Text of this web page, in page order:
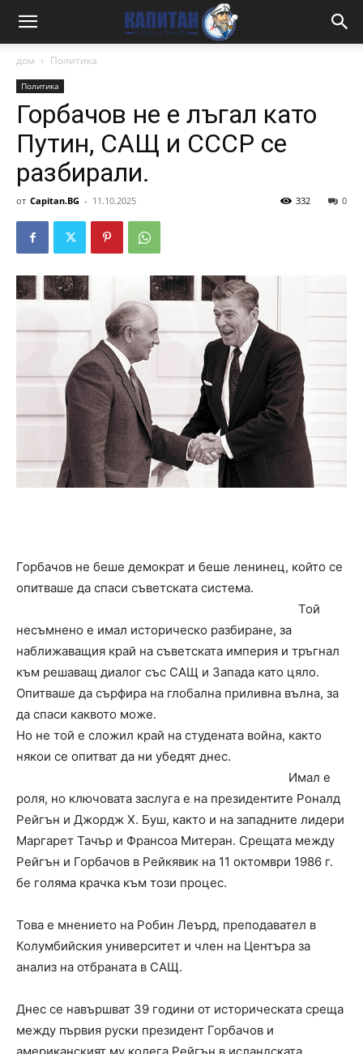
дом Политика
Политика
Горбачов не е лъгал като
Путин, САЩ и СССР се
разбирали.
от Capitan.BG - 11.10.2025 0
332
Горбачов не беше демократ и беше ленинец, който се
опитваше да спаси съветската система.
Той
несъмнено е имал историческо разбиране, за
наближаващия край на съветската империя и тръгнал
към решаващ диалог със САЩ и Запада като цяло.
Опитваше да сърфира на глобална приливна вълна, за
да спаси каквото може.
Но не той е сложил край на студената война, както
някои се опитват да ни убедят днес.
Имал е
роля, но ключовата заслуга е на президентите Роналд
Рейгън и Джордж Х. Буш, както и на западните лидери
Маргарет Тачър и Франсоа Митеран. Срещата между
Рейгън и Горбачов в Рейкявик на 11 октомври 1986 г.
бе голяма крачка към този процес.
Това е мнението на Робин Леърд, преподавател в
Колумбийския университет и член на Центъра за
анализ на отбраната в САЩ.
Днес се навършват 39 години от историческата среща
между първия руски президент Горбачов и